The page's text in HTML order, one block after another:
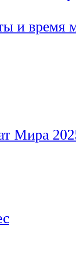
и время
Мира